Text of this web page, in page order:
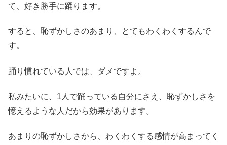
て、好き勝手に踊ります。
すると、恥ずかしさのあまり、とてもわくわくするんで
す。
踊り慣れている人では、ダメですよ。
私みたいに、1人で踊っている自分にさえ、恥ずかしさを
憶えるような人だから効果があります。
あまりの恥ずかしさから、わくわくする感情が高まってく